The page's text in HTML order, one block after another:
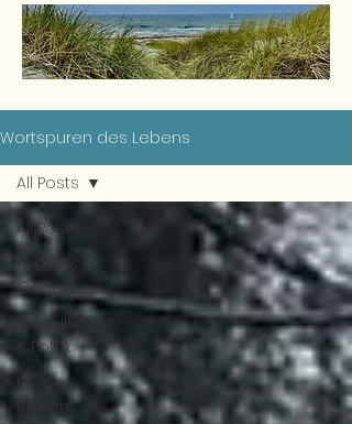
Wortspuren des Lebens
All Posts
Leben &
Gedanken
Gesellschaft
& Politik
Meine
Reisen
All Posts